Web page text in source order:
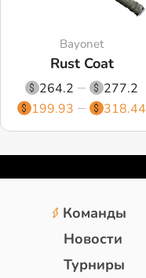
Bayonet
Rust Coat
264.2
277.2
199.93
318.44
Команды
Новости
Турниры